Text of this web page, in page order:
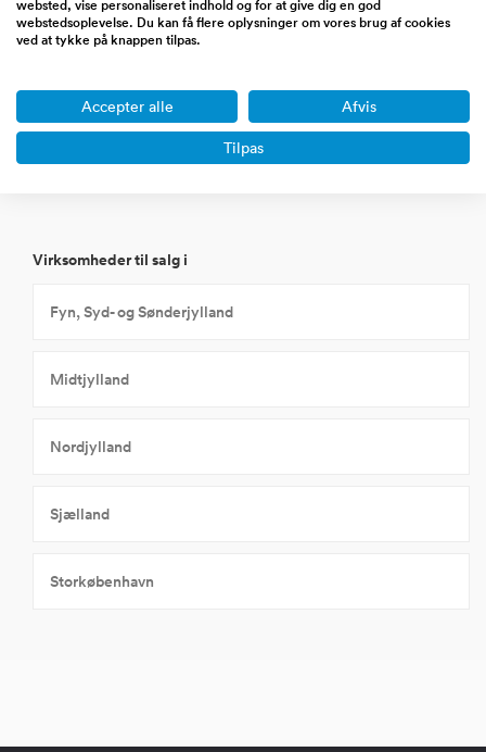
Miljø og affald
Olie og gasindustri
Virksomheder til salg i
Fyn, Syd- og Sønderjylland
Midtjylland
Nordjylland
Sjælland
Storkøbenhavn
websted, vise personaliseret indhold og for at give dig en god
webstedsoplevelse. Du kan få flere oplysninger om vores brug af cookies
ved at tykke på knappen tilpas.
Accepter alle Afvis
Tilpas